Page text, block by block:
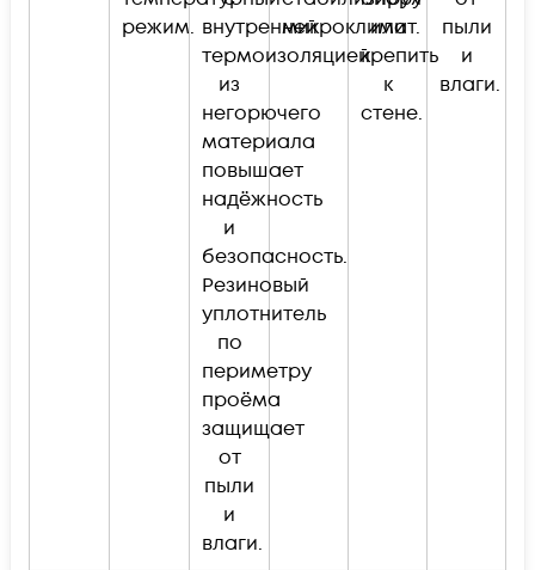
режим. внутренней
термоизоляцией
из
негорючего
материала
повышает
надёжность
и
безопасность.
Резиновый
уплотнитель
по
периметру
проёма
защищает
от
пыли
и
влаги.
микроклимат.
или
крепить
к
стене.
пыли
и
влаги.